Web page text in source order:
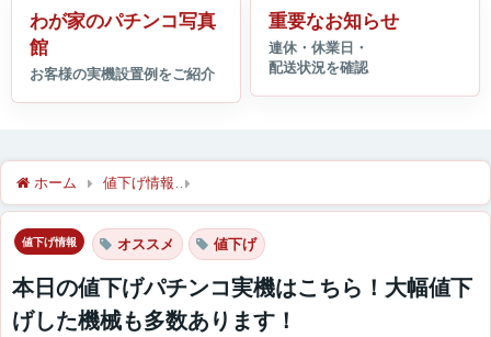
わが家のパチンコ写真
館
重要なお知らせ
ホーム 値下げ情報
値下げ情報 オススメ 値下げ
本日の値下げパチンコ実機はこちら！大幅値下
げした機械も多数あります！